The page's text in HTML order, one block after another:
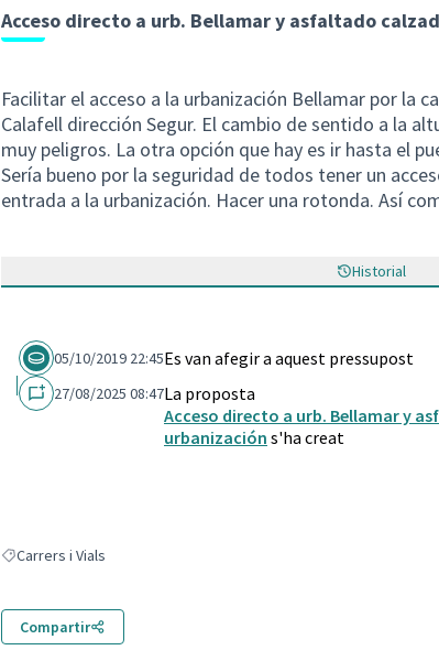
Acceso directo a urb. Bellamar y asfaltado
Facilitar el acceso a la urbanización Bellamar por la
Calafell dirección Segur. El cambio de sentido a la
muy peligros. La otra opción que hay es ir hasta el
Sería bueno por la seguridad de todos tener un
entrada a la urbanización. Hacer una rotonda. Así
Historial
05/10/2019 22:45Es van afegir a aquest pressupost
27/08/2025 08:47La proposta
Acceso directo a urb. Bellamar y
urbanización s'ha creat
Resultats en filtrar per: Carrers i Vials
Carrers i Vials
Compartir